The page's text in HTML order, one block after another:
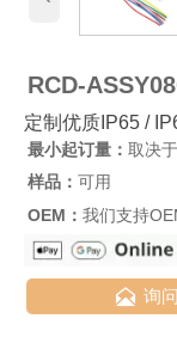
RCD-
定制优质IP65 /
最小起订量： 取决
样品： 可用
OEM： 我们支持
 询问